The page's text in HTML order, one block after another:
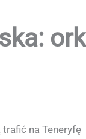
na Teneryfę